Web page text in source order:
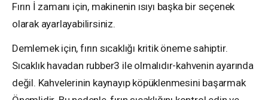
Fırın İ zamanı için, makinenin ısıyı başka bir seçenek
olarak ayarlayabilirsiniz.
Demlemek için, fırın sıcaklığı kritik öneme sahiptir.
Sıcaklık havadan rubber3 ile olmalıdır-kahvenin ayarında
değil. Kahvelerinin kaynayıp köpüklenmesini başarmak